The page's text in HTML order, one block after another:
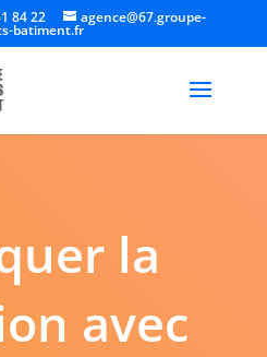
84 22 agence@67.groupe-
batiment.fr
la
avec